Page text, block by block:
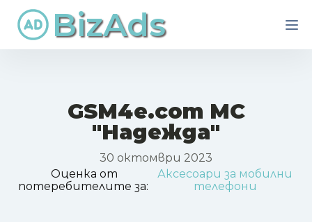
BizAds
GSM4e.com МС
"Надежда"
30 октомври 2023
Оценка от
потеребителите за:
Аксесоари за мобилни
телефони